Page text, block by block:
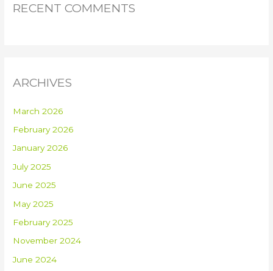
RECENT COMMENTS
ARCHIVES
March 2026
February 2026
January 2026
July 2025
June 2025
May 2025
February 2025
November 2024
June 2024